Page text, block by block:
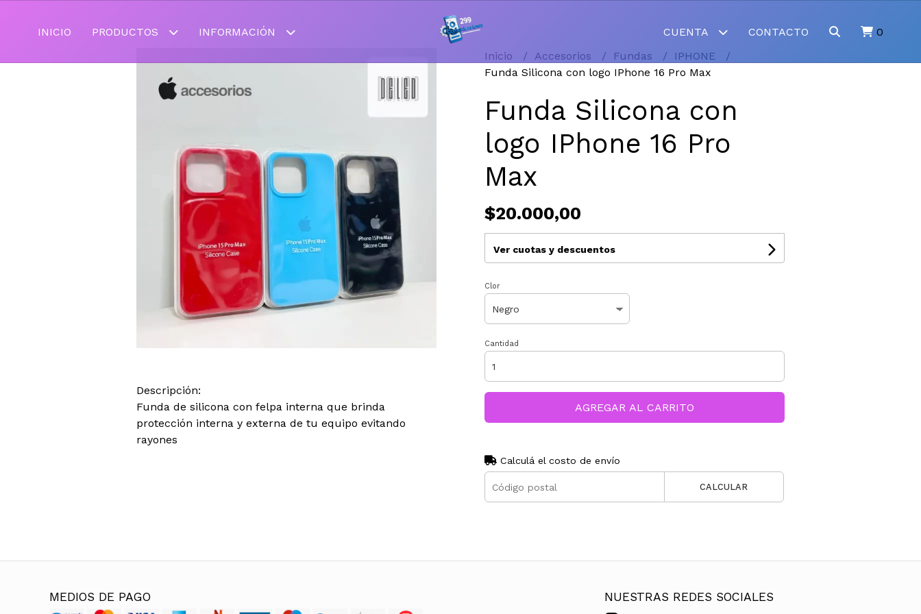
INICIO PRODUCTOS INFORMACIÓN CUENTA CONTACTO 0
Descripción:
Funda de silicona con felpa interna que brinda
protección interna y externa de tu equipo evitando
rayones
Inicio Accesorios Fundas
IPHONE
Funda Silicona con logo IPhone 16 Pro Max
Funda Silicona con
logo IPhone 16 Pro
Max
$20.000,00
Ver cuotas y descuentos
Clor
Cantidad
AGREGAR AL CARRITO
Calculá el costo de envío
CALCULAR
MEDIOS DE PAGO NUESTRAS REDES SOCIALES